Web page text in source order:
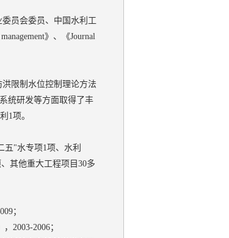
员会委员、中国水利工
》、《Journal
限制水位控制理论方法
统研发等方面取得了丰
1项。
"水专项1项、水利
其他重大工程项目30多
；
2003-2006；